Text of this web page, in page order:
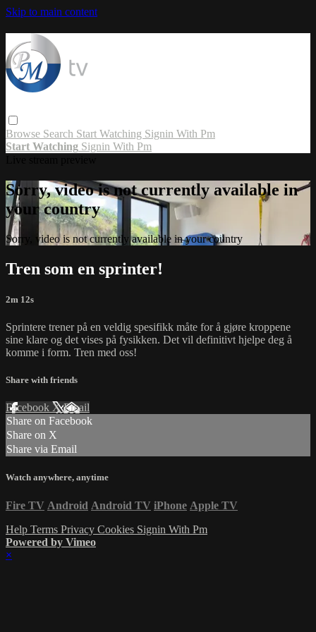
Skip to main content
Browse Search Start Watching Signin With Pm
Start Watching Signin With Pm
Sorry, video is not currently available in
your country
Sorry, video is not currently available in your country
Tren som en sprinter!
2m 12s
Sprintere trener på en veldig spesifikk måte for å gjøre kroppene
sine klare og det vises på fysikken. Det vil definitivt hjelpe deg å
komme i form. Tren med oss!
Share with friends
Facebook XEmail
Share on Facebook
Share on X
Share via Email
Watch anywhere, anytime
Fire TV Android Android TV iPhone Apple TV
Help Terms Privacy Cookies Signin With Pm
Powered by Vimeo
×